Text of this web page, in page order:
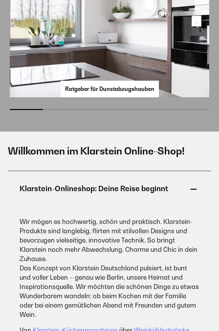
Ratgeber für Dunstabzugshauben
Willkommen im Klarstein Online-Shop!
Wir mögen es hochwertig, schön und praktisch. Klarstein-
Produkte sind langlebig, flirten mit stilvollen Designs und
bevorzugen vielseitige, innovative Technik. So bringt
Klarstein noch mehr Abwechslung, Charme und Chic in dein
Zuhause.
Das Konzept von Klarstein Deutschland pulsiert, ist bunt
und voller Leben – genau wie Berlin, unsere Heimat und
Inspirationsquelle. Wir möchten die schönen Dinge zu etwas
Wunderbarem wandeln: ob beim Kochen mit der Familie
oder bei einem gemütlichen Abend mit Freunden und gutem
Wein.